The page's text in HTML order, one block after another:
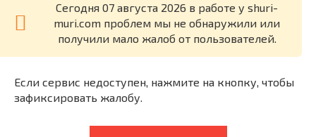
Cегодня 07 августа 2026 в работе у shuri-
muri.com проблем мы не обнаружили или
получили мало жалоб от пользователей.
Если сервис недоступен, нажмите на кнопку, чтобы
зафиксировать жалобу.